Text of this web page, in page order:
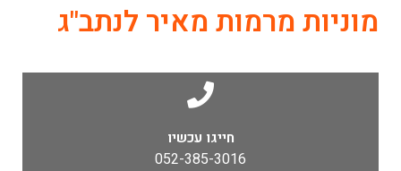
מוניות מרמות מאיר לנתב"ג
חייגו עכשיו
052-385-3016